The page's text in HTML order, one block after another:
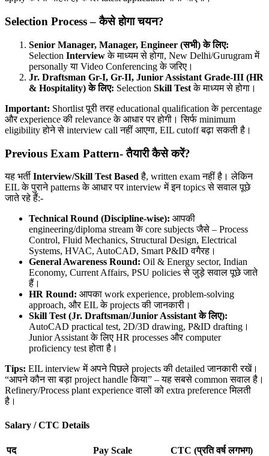
Selection Process –कैसे होगा चयन?
Senior Manager, Manager, Engineer (सभी) के लिए:
Selection Interviewके माध्यम से होगा, New Delhi/Gurugram में
personally या Video Conferencing के जरिए।
Jr. Draftsman Gr-I, Gr-II, Junior Assistant Grade-III (HR
& Hospitality)के लिए: Selection Skill Testके माध्यम से होगा।
Important: Shortlist पूरी तरह educational qualification के percentage
और experience की relevance के आधार पर होगी। सिर्फ minimum
eligibility होने से interview call नहीं आएगा, EIL cutoff बढ़ा सकती है।
Previous Exam Pattern-तैयारी कैसे करें?
यह भर्ती Interview/Skill Test Based है, written exam नहीं है। लेकिन
EIL के पुराने patterns के आधार पर interview में इन topics से सवाल पूछे
जाते रहे हैं:-
Technical Round (Discipline-wise): आपकी
engineering/diploma stream के core subjects जैसे – Process
Control, Fluid Mechanics, Structural Design, Electrical
Systems, HVAC, AutoCAD, Smart P&ID वगैरह।
General Awareness Round: Oil & Energy sector, Indian
Economy, Current Affairs, PSU policies से जुड़े सवाल पूछे जाते
हैं।
HR Round: आपका work experience, problem-solving
approach, और EIL के projects की जानकारी।
Skill Test (Jr. Draftsman/Junior Assistantके लिए):
AutoCAD practical test, 2D/3D drawing, P&ID drafting।
Junior Assistant के लिए HR processes और computer
proficiency test होता है।
Tips: EIL interview में अपने पिछले projects की detailed जानकारी रखें।
“आपने कौन सा बड़ा project handle किया” – यह सबसे common सवाल है।
Refinery/Process plant experience वालों को extra preference मिलती
है।
Salary / CTC Details
पद Pay Scale CTC (प्रति वर्ष लगभग)